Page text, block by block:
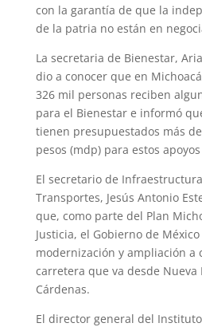
con la garantía de que la
de la patria no están en
La secretaria de Bienestar,
dio a conocer que en
326 mil personas reciben
para el Bienestar e informó
tienen presupuestados más
pesos (mdp) para estos
El secretario de
Transportes, Jesús Antonio
que, como parte del Plan
Justicia, el Gobierno de
modernización y ampliación a
carretera que va desde Nueva
Cárdenas.
El director general del